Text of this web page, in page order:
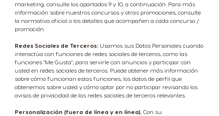
marketing, consulte los apartados 9 y 10, a continuación. Para más
información sobre nuestros concursos y otras promociones, consulte
la normativa oficial o los detalles que acompañen a cada concurso /
promoción.
Redes Sociales de Terceros: Usamos sus Datos Personales cuando
interactúa con funciones de redes sociales de terceros, como las
funciones "Me Gusta", para servirle con anuncios y participar con
usted en redes sociales de terceros. Puede obtener más información
sobre cómo funcionan estas funciones, los datos de perfil que
obtenemos sobre usted y cómo optar por no participar revisando los
avisos de privacidad de las redes sociales de terceros relevantes.
Personalización (fuera de línea y en línea). Con su